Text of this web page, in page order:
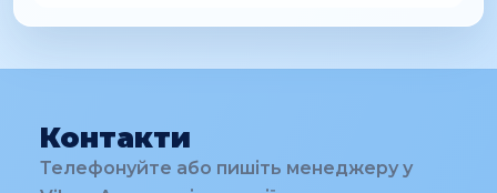
Контакти
Телефонуйте або пишіть менеджеру у